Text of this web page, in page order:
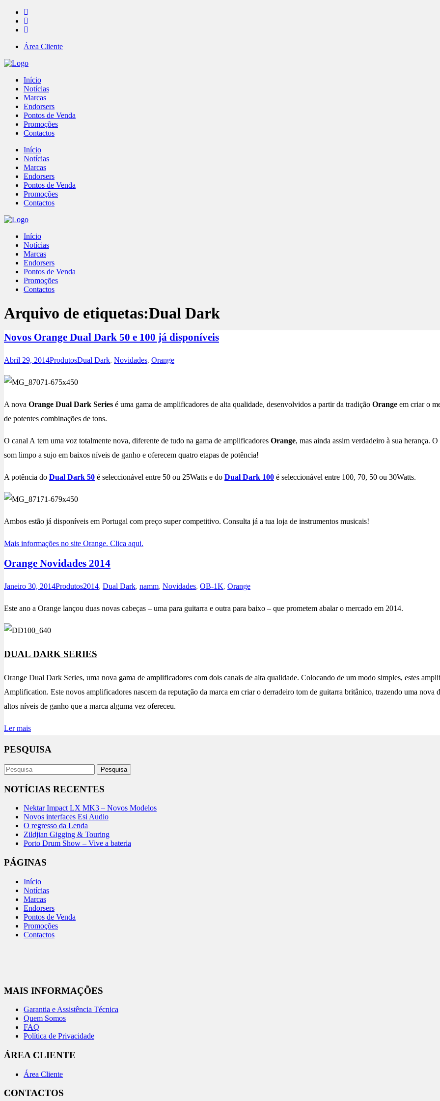
Área Cliente
Início
Notícias
Marcas
Endorsers
Pontos de Venda
Promoções
Contactos
Início
Notícias
Marcas
Endorsers
Pontos de Venda
Promoções
Contactos
Início
Notícias
Marcas
Endorsers
Pontos de Venda
Promoções
Contactos
Arquivo de etiquetas:Dual Dark
Novos Orange Dual Dark 50 e 100 já disponíveis
Abril 29, 2014ProdutosDual Dark, Novidades, Orange
A nova Orange Dual Dark Series é uma gama de amplificadores de alta qualidade, desenvolvidos a partir da tradição Orange em criar o
de potentes combinações de tons.
O canal A tem uma voz totalmente nova, diferente de tudo na gama de amplificadores Orange, mas ainda assim verdadeiro à sua herança.
som limpo a sujo em baixos níveis de ganho e oferecem quatro etapas de potência!
A potência do Dual Dark 50 é seleccionável entre 50 ou 25Watts e do Dual Dark 100 é seleccionável entre 100, 70, 50 ou 30Watts.
Ambos estão já disponíveis em Portugal com preço super competitivo. Consulta já a tua loja de instrumentos musicais!
Mais informações no site Orange. Clica aqui.
Orange Novidades 2014
Janeiro 30, 2014Produtos2014, Dual Dark, namm, Novidades, OB-1K, Orange
Este ano a Orange lançou duas novas cabeças – uma para guitarra e outra para baixo – que prometem abalar o mercado em 2014.
DUAL DARK SERIES
Orange Dual Dark Series, uma nova gama de amplificadores com dois canais de alta qualidade. Colocando de um modo simples, estes
Amplification. Este novos amplificadores nascem da reputação da marca em criar o derradeiro tom de guitarra britânico, trazendo uma nova
altos níveis de ganho que a marca alguma vez ofereceu.
Ler mais
PESQUISA
NOTÍCIAS RECENTES
Nektar Impact LX MK3 – Novos Modelos
Novos interfaces Esi Audio
O regresso da Lenda
Zildjian Gigging & Touring
Porto Drum Show – Vive a bateria
PÁGINAS
Início
Notícias
Marcas
Endorsers
Pontos de Venda
Promoções
Contactos
MAIS INFORMAÇÕES
Garantia e Assistência Técnica
Quem Somos
FAQ
Política de Privacidade
ÁREA CLIENTE
Área Cliente
CONTACTOS